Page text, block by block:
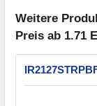
Weitere
Preis ab 1.71